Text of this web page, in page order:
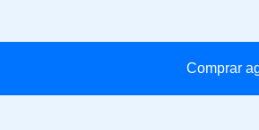
Comprar